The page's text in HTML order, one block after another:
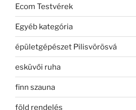
Ecom Testvérek
Egyéb kategória
épületgépészet Pilisvörösvá
esküvői ruha
finn szauna
föld rendelés